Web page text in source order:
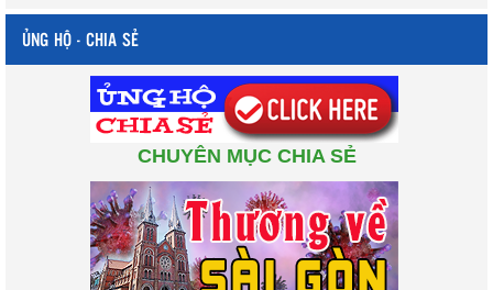
ỦNG HỘ - CHIA SẺ
CHUYÊN MỤC CHIA SẺ